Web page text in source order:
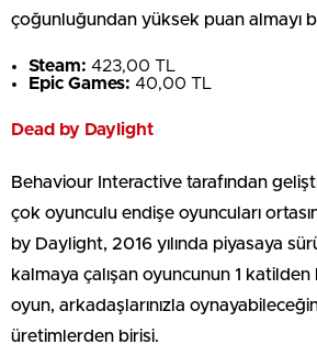
çoğunluğundan yüksek puan almayı
Steam: 423,00 TL
Epic Games: 40,00 TL
Dead by Daylight
Behaviour Interactive tarafından
çok oyunculu endişe oyuncuları
by Daylight, 2016 yılında piyasaya
kalmaya çalışan oyuncunun 1 katilden
oyun, arkadaşlarınızla
üretimlerden birisi.